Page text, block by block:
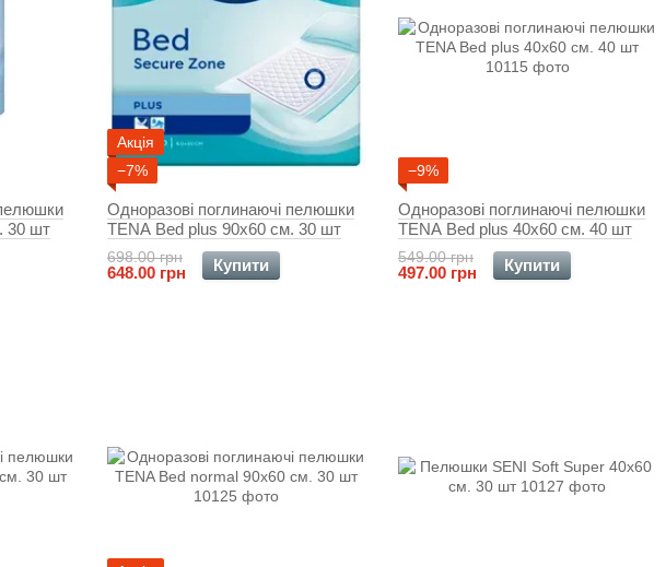
30 шт
Акція
−7%
Одноразові поглинаючі пелюшки
TENA Bed plus 90x60 см. 30 шт
698.00 грн
648.00 грн Купити
−9%
Одноразові поглинаючі пелюшки
TENA Bed plus 40x60 см. 40 шт
549.00 грн
497.00 грн Купити